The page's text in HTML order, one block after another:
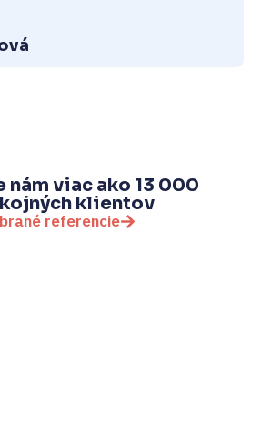
nám viac ako 13 000
klientov
referencie